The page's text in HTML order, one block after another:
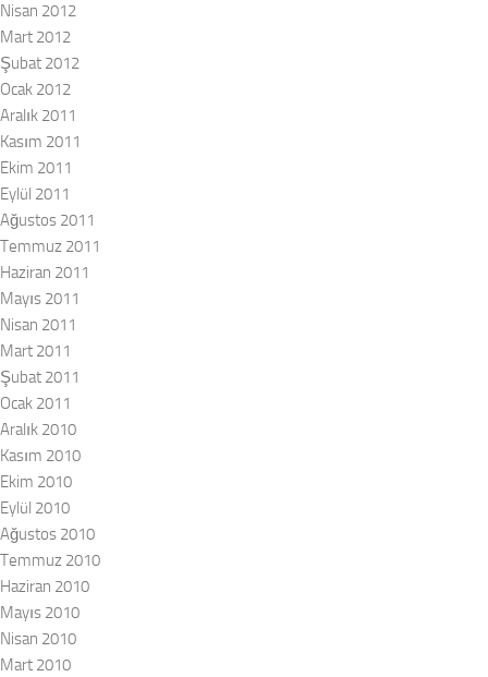
Nisan 2012
Mart 2012
Şubat 2012
Ocak 2012
Aralık 2011
Kasım 2011
Ekim 2011
Eylül 2011
Ağustos 2011
Temmuz 2011
Haziran 2011
Mayıs 2011
Nisan 2011
Mart 2011
Şubat 2011
Ocak 2011
Aralık 2010
Kasım 2010
Ekim 2010
Eylül 2010
Ağustos 2010
Temmuz 2010
Haziran 2010
Mayıs 2010
Nisan 2010
Mart 2010